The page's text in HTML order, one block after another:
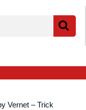
Vernet – Trick